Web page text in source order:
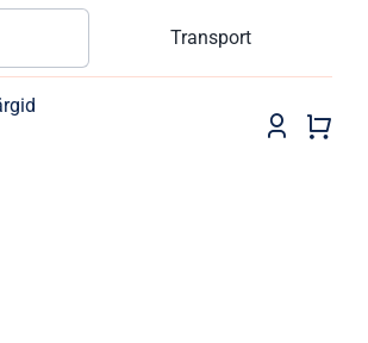
Transport